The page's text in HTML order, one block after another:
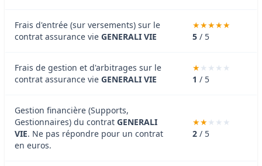
Frais d'entrée (sur versements) sur le
contrat assurance vie GENERALI VIE 5 / 5
Frais de gestion et d'arbitrages sur le
contrat assurance vie GENERALI VIE 1 / 5
Gestion financière (Supports,
Gestionnaires) du contrat GENERALI
VIE. Ne pas répondre pour un contrat
en euros.
2 / 5